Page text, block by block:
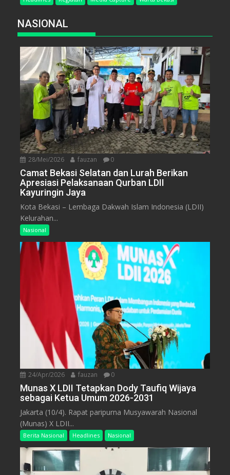
NASIONAL
28/Mei/2026 fauzan 0
Camat Bekasi Selatan dan Lurah Berikan
Apresiasi Pelaksanaan Qurban LDII
Kayuringin Jaya
Kota Bekasi – Lembaga Dakwah Islam Indonesia (LDII)
Kelurahan...
Nasional
24/Apr/2026 fauzan 0
Munas X LDII Tetapkan Dody Taufiq Wijaya
sebagai Ketua Umum 2026-2031
Jakarta (10/4). Rapat paripurna Musyawarah Nasional
(Munas) X LDII...
Berita Nasional Headlines Nasional